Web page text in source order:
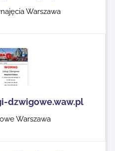
Warszawa
dzwigowe.waw.pl
Warszawa